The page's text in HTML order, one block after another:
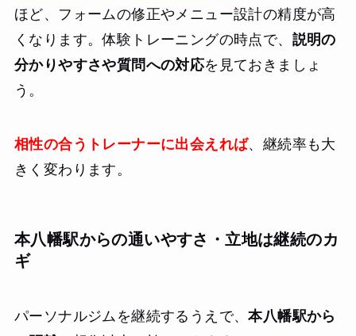
ほど、フォームの修正やメニュー設計の精度が高
くなります。体験トレーニングの時点で、 説明の
分かりやすさや質問への対応を見ておきましょ
う。
相性の合うトレーナーに出会えれば、継続率も大
きく変わります。
本八幡駅からの通いやすさ・立地は継続のカ
ギ
パーソナルジムを継続するうえで、本八幡駅から